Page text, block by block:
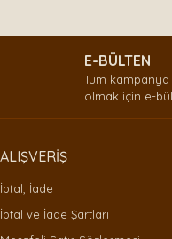
E-BÜLTEN
Tüm
olmak için e-
ALIŞVERİŞ
İptal, İade
İptal ve İade Şartları